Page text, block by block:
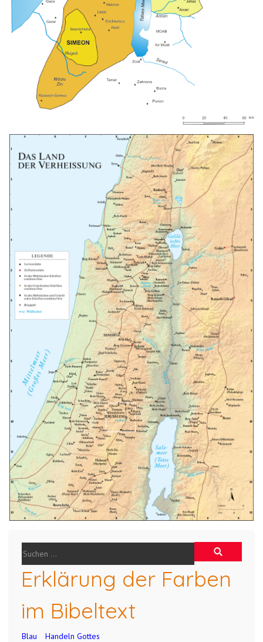
Erklärung der Farben
im Bibeltext
Blau
Handeln Gottes